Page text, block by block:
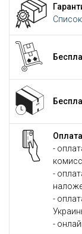
Оплата
-
-
-
-